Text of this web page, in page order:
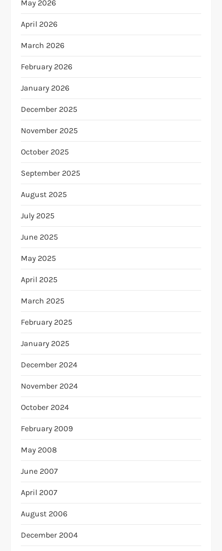
May 2026
April 2026
March 2026
February 2026
January 2026
December 2025
November 2025
October 2025
September 2025
August 2025
July 2025
June 2025
May 2025
April 2025
March 2025
February 2025
January 2025
December 2024
November 2024
October 2024
February 2009
May 2008
June 2007
April 2007
August 2006
December 2004